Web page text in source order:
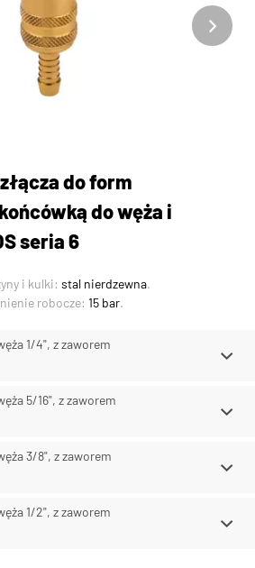
do form
do węża i
seria 6
i kulki: stal nierdzewna.
robocze: 15 bar.
1/4", z zaworem
5/16", z zaworem
3/8", z zaworem
1/2", z zaworem